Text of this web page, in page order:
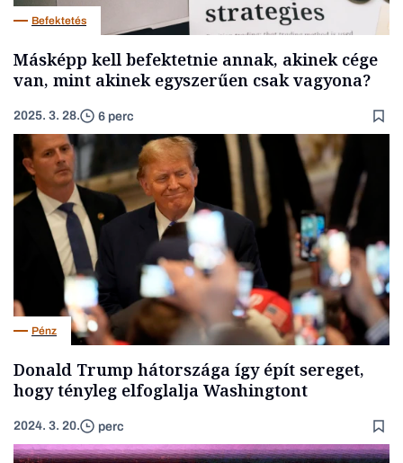
Befektetés
Másképp kell befektetnie annak, akinek cége
van, mint akinek egyszerűen csak vagyona?
2025. 3. 28. 6 perc
Pénz
Donald Trump hátországa így épít sereget,
hogy tényleg elfoglalja Washingtont
2024. 3. 20. perc